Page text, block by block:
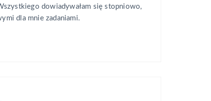
dowiadywałam się stopniowo,
dla mnie zadaniami.